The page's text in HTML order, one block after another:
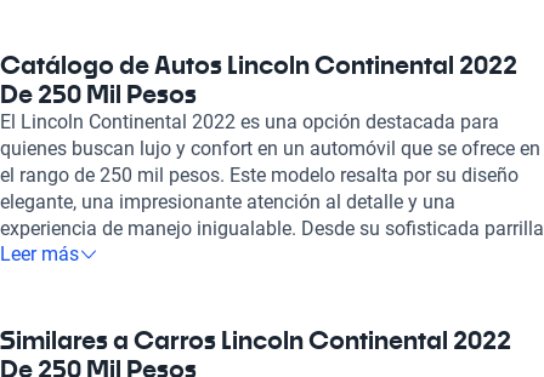
Catálogo de Autos Lincoln Continental 2022
De 250 Mil Pesos
El Lincoln Continental 2022 es una opción destacada para
quienes buscan lujo y confort en un automóvil que se ofrece en
el rango de 250 mil pesos. Este modelo resalta por su diseño
elegante, una impresionante atención al detalle y una
experiencia de manejo inigualable. Desde su sofisticada parrilla
frontal hasta el espacioso interior, el Continental 2022 evoca un
convierte en una experiencia placentera y conectada. En Kavak,
te garantizamos que todos nuestros vehículos, incluido el
Leer más
Similares a Carros Lincoln Continental 2022
De 250 Mil Pesos